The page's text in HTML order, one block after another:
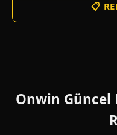
📋
Onwin Güncel